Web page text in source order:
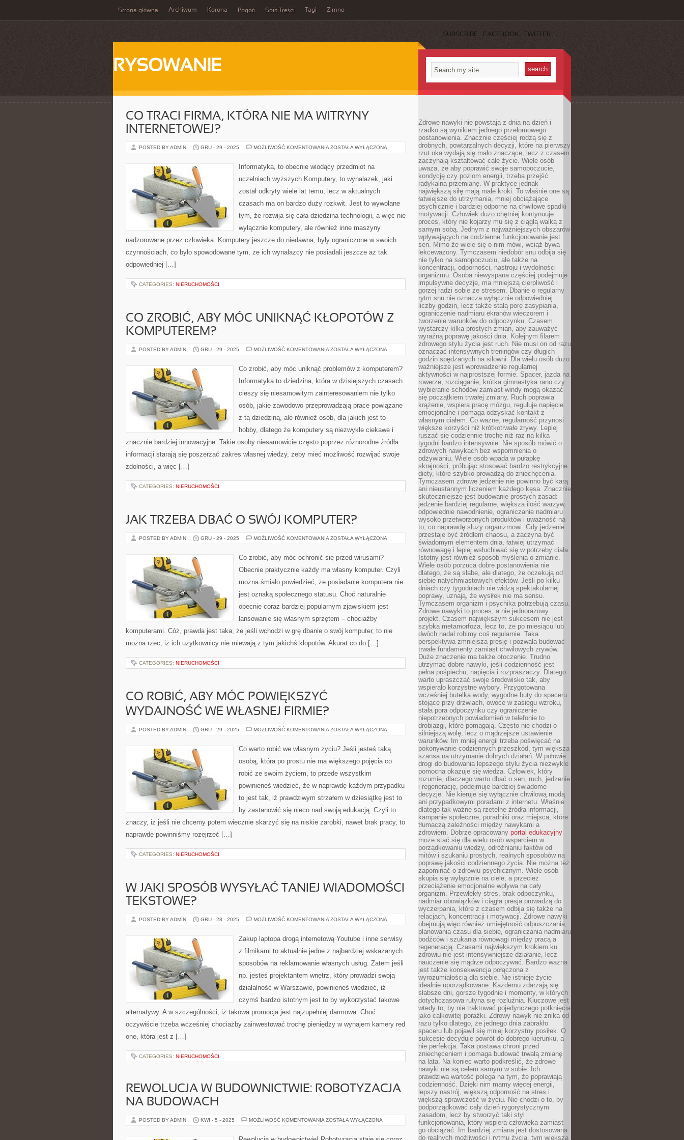
Strona główna Archiwum Korona Pogoń Spis Treści Tagi Zimno
SUBSCRIBE FACEBOOK TWITTER
RYSOWANIE
CO TRACI FIRMA, KTÓRA NIE MA WITRYNY
INTERNETOWEJ?
POSTED BY ADMIN GRU - 29 - 2025 MOŻLIWOŚĆ KOMENTOWANIA CO
NIE
WITRYNY
ZOSTAŁA WYŁĄCZONA
Informatyka, to obecnie wiodący przedmiot na
uczelniach wyższych Komputery, to wynalazek, jaki
został odkryty wiele lat temu, lecz w aktualnych
czasach ma on bardzo duży rozkwit. Jest to wywołane
tym, że rozwija się cała dziedzina technologii, a więc nie
wyłącznie komputery, ale również inne maszyny
nadzorowane przez człowieka. Komputery jeszcze do niedawna, były ograniczone w swoich
czynnościach, co było spowodowane tym, że ich wynalazcy nie posiadali jeszcze aż tak
odpowiedniej […]
CATEGORIES: NIERUCHOMOŚCI
CO ZROBIĆ, ABY MÓC UNIKNĄĆ KŁOPOTÓW Z
KOMPUTEREM?
POSTED BY ADMIN GRU - 29 - 2025 MOŻLIWOŚĆ KOMENTOWANIA CO
MÓC
UNIKNĄĆ
Z
ZOSTAŁA WYŁĄCZONA
Co zrobić, aby móc uniknąć problemów z komputerem?
Informatyka to dziedzina, która w dzisiejszych czasach
cieszy się niesamowitym zainteresowaniem nie tylko
osób, jakie zawodowo przeprowadzają prace powiązane
z tą dziedziną, ale również osób, dla jakich jest to
hobby, dlatego że komputery są niezwykle ciekawe i
znacznie bardziej innowacyjne. Takie osoby niesamowicie często poprzez różnorodne źródła
informacji starają się poszerzać zakres własnej wiedzy, żeby mieć możliwość rozwijać swoje
zdolności, a więc […]
CATEGORIES: NIERUCHOMOŚCI
JAK TRZEBA DBAĆ O SWÓJ KOMPUTER?
POSTED BY ADMIN GRU - 29 - 2025 MOŻLIWOŚĆ KOMENTOWANIA JAK
SWÓJ
ZOSTAŁA WYŁĄCZONA
Co zrobić, aby móc ochronić się przed wirusami?
Obecnie praktycznie każdy ma własny komputer. Czyli
można śmiało powiedzieć, że posiadanie komputera nie
jest oznaką społecznego statusu. Choć naturalnie
obecnie coraz bardziej popularnym zjawiskiem jest
lansowanie się własnym sprzętem – chociażby
komputerami. Cóż, prawda jest taka, że jeśli wchodzi w grę dbanie o swój komputer, to nie
można rzec, iż ich użytkownicy nie miewają z tym jakichś kłopotów. Akurat co do […]
CATEGORIES: NIERUCHOMOŚCI
CO ROBIĆ, ABY MÓC POWIĘKSZYĆ
WYDAJNOŚĆ WE WŁASNEJ FIRMIE?
POSTED BY ADMIN GRU - 29 - 2025 MOŻLIWOŚĆ KOMENTOWANIA CO
MÓC
POWIĘKSZYĆ
WE
FIRMIE?
ZOSTAŁA WYŁĄCZONA
Co warto robić we własnym życiu? Jeśli jesteś taką
osobą, która po prostu nie ma większego pojęcia co
robić ze swoim życiem, to przede wszystkim
powinieneś wiedzieć, że w naprawdę każdym przypadku
to jest tak, iż prawdziwym strzałem w dziesiątkę jest to
by zastanowić się nieco nad swoją edukacją. Czyli to
znaczy, iż jeśli nie chcemy potem wiecznie skarżyć się na niskie zarobki, nawet brak pracy, to
naprawdę powinniśmy rozejrzeć […]
CATEGORIES: NIERUCHOMOŚCI
W JAKI SPOSÓB WYSYŁAĆ TANIEJ WIADOMOŚCI
TEKSTOWE?
POSTED BY ADMIN GRU - 28 - 2025 MOŻLIWOŚĆ KOMENTOWANIA W
WYSYŁAĆ
TANIEJ
TEKSTOWE?
ZOSTAŁA WYŁĄCZONA
Zakup laptopa drogą internetową Youtube i inne serwisy
z filmikami to aktualnie jedne z najbardziej wskazanych
sposobów na reklamowanie własnych usług. Zatem jeśli
np. jesteś projektantem wnętrz, który prowadzi swoją
działalność w Warszawie, powinieneś wiedzieć, iż
czymś bardzo istotnym jest to by wykorzystać takowe
alternatywy. A w szczególności, iż takowa promocja jest najzupełniej darmowa. Choć
oczywiście trzeba wcześniej chociażby zainwestować trochę pieniędzy w wynajem kamery red
one, która jest z […]
CATEGORIES: NIERUCHOMOŚCI
REWOLUCJA W BUDOWNICTWIE: ROBOTYZACJA
NA BUDOWACH
POSTED BY ADMIN KWI - 5 - 2025 MOŻLIWOŚĆ KOMENTOWANIA REWOLUCJA
ROBOTYZACJA
ZOSTAŁA WYŁĄCZONA
Zdrowe nawyki nie powstają z dnia na dzień i
rzadko są wynikiem jednego przełomowego
postanowienia. Znacznie częściej rodzą się z
drobnych, powtarzalnych decyzji, które na pierwszy
rzut oka wydają się mało znaczące, lecz z czasem
zaczynają kształtować całe życie. Wiele osób
uważa, że aby poprawić swoje samopoczucie,
kondycję czy poziom energii, trzeba przejść
radykalną przemianę. W praktyce jednak
największą siłę mają małe kroki. To właśnie one są
łatwiejsze do utrzymania, mniej obciążające
psychicznie i bardziej odporne na chwilowe spadki
motywacji. Człowiek dużo chętniej kontynuuje
proces, który nie kojarzy mu się z ciągłą walką z
samym sobą. Jednym z najważniejszych obszarów
wpływających na codzienne funkcjonowanie jest
sen. Mimo że wiele się o nim mówi, wciąż bywa
lekceważony. Tymczasem niedobór snu odbija się
nie tylko na samopoczuciu, ale także na
koncentracji, odporności, nastroju i wydolności
organizmu. Osoba niewyspana częściej podejmuje
impulsywne decyzje, ma mniejszą cierpliwość i
gorzej radzi sobie ze stresem. Dbanie o regularny
rytm snu nie oznacza wyłącznie odpowiedniej
liczby godzin, lecz także stałą porę zasypiania,
ograniczenie nadmiaru ekranów wieczorem i
tworzenie warunków do odpoczynku. Czasem
wystarczy kilka prostych zmian, aby zauważyć
wyraźną poprawę jakości dnia. Kolejnym filarem
zdrowego stylu życia jest ruch. Nie musi on od razu
oznaczać intensywnych treningów czy długich
godzin spędzanych na siłowni. Dla wielu osób dużo
ważniejsze jest wprowadzenie regularnej
aktywności w najprostszej formie. Spacer, jazda na
rowerze, rozciąganie, krótka gimnastyka rano czy
wybieranie schodów zamiast windy mogą okazać
się początkiem trwałej zmiany. Ruch poprawia
krążenie, wspiera pracę mózgu, reguluje napięcie
emocjonalne i pomaga odzyskać kontakt z
własnym ciałem. Co ważne, regularność przynosi
większe korzyści niż krótkotrwałe zrywy. Lepiej
ruszać się codziennie trochę niż raz na kilka
tygodni bardzo intensywnie. Nie sposób mówić o
zdrowych nawykach bez wspomnienia o
odżywianiu. Wiele osób wpada w pułapkę
skrajności, próbując stosować bardzo restrykcyjne
diety, które szybko prowadzą do zniechęcenia.
Tymczasem zdrowe jedzenie nie powinno być karą
ani nieustannym liczeniem każdego kęsa. Znacznie
skuteczniejsze jest budowanie prostych zasad:
jedzenie bardziej regularne, większa ilość warzyw,
odpowiednie nawodnienie, ograniczanie nadmiaru
wysoko przetworzonych produktów i uważność na
to, co naprawdę służy organizmowi. Gdy jedzenie
przestaje być źródłem chaosu, a zaczyna być
świadomym elementem dnia, łatwiej utrzymać
równowagę i lepiej wsłuchiwać się w potrzeby ciała.
Istotny jest również sposób myślenia o zmianie.
Wiele osób porzuca dobre postanowienia nie
dlatego, że są słabe, ale dlatego, że oczekują od
siebie natychmiastowych efektów. Jeśli po kilku
dniach czy tygodniach nie widzą spektakularnej
poprawy, uznają, że wysiłek nie ma sensu.
Tymczasem organizm i psychika potrzebują czasu.
Zdrowe nawyki to proces, a nie jednorazowy
projekt. Czasem największym sukcesem nie jest
szybka metamorfoza, lecz to, że po miesiącu lub
dwóch nadal robimy coś regularnie. Taka
perspektywa zmniejsza presję i pozwala budować
trwałe fundamenty zamiast chwilowych zrywów.
Duże znaczenie ma także otoczenie. Trudno
utrzymać dobre nawyki, jeśli codzienność jest
pełna pośpiechu, napięcia i rozpraszaczy. Dlatego
warto upraszczać swoje środowisko tak, aby
wspierało korzystne wybory. Przygotowana
wcześniej butelka wody, wygodne buty do spaceru
stojące przy drzwiach, owoce w zasięgu wzroku,
stała pora odpoczynku czy ograniczenie
niepotrzebnych powiadomień w telefonie to
drobiazgi, które pomagają. Często nie chodzi o
silniejszą wolę, lecz o mądrzejsze ustawienie
warunków. Im mniej energii trzeba poświęcać na
pokonywanie codziennych przeszkód, tym większa
szansa na utrzymanie dobrych działań. W połowie
drogi do budowania lepszego stylu życia niezwykle
pomocna okazuje się wiedza. Człowiek, który
rozumie, dlaczego warto dbać o sen, ruch, jedzenie
i regenerację, podejmuje bardziej świadome
decyzje. Nie kieruje się wyłącznie chwilową modą
ani przypadkowymi poradami z internetu. Właśnie
dlatego tak ważne są rzetelne źródła informacji,
kampanie społeczne, poradniki oraz miejsca, które
tłumaczą zależności między nawykami a
zdrowiem. Dobrze opracowany portal edukacyjny
może stać się dla wielu osób wsparciem w
porządkowaniu wiedzy, odróżnianiu faktów od
mitów i szukaniu prostych, realnych sposobów na
poprawę jakości codziennego życia. Nie można też
zapominać o zdrowiu psychicznym. Wiele osób
skupia się wyłącznie na ciele, a przecież
przeciążenie emocjonalne wpływa na cały
organizm. Przewlekły stres, brak odpoczynku,
nadmiar obowiązków i ciągła presja prowadzą do
wyczerpania, które z czasem odbija się także na
relacjach, koncentracji i motywacji. Zdrowe nawyki
obejmują więc również umiejętność odpuszczania,
planowania czasu dla siebie, ograniczania nadmiaru
bodźców i szukania równowagi między pracą a
regeneracją. Czasami największym krokiem ku
zdrowiu nie jest intensywniejsze działanie, lecz
nauczenie się mądrze odpoczywać. Bardzo ważna
jest także konsekwencja połączona z
wyrozumiałością dla siebie. Nie istnieje życie
idealnie uporządkowane. Każdemu zdarzają się
słabsze dni, gorsze tygodnie i momenty, w których
dotychczasowa rutyna się rozluźnia. Kluczowe jest
wtedy to, by nie traktować pojedynczego potknięcia
jako całkowitej porażki. Zdrowy nawyk nie znika od
razu tylko dlatego, że jednego dnia zabrakło
spaceru lub pojawił się mniej korzystny posiłek. O
sukcesie decyduje powrót do dobrego kierunku, a
nie perfekcja. Taka postawa chroni przed
zniechęceniem i pomaga budować trwałą zmianę
na lata. Na koniec warto podkreślić, że zdrowe
nawyki nie są celem samym w sobie. Ich
prawdziwa wartość polega na tym, że poprawiają
codzienność. Dzięki nim mamy więcej energii,
lepszy nastrój, większą odporność na stres i
większą sprawczość w życiu. Nie chodzi o to, by
podporządkować cały dzień rygorystycznym
zasadom, lecz by stworzyć taki styl
funkcjonowania, który wspiera człowieka zamiast
go obciążać. Im bardziej zmiana jest dostosowana
do realnych możliwości i rytmu życia, tym większa